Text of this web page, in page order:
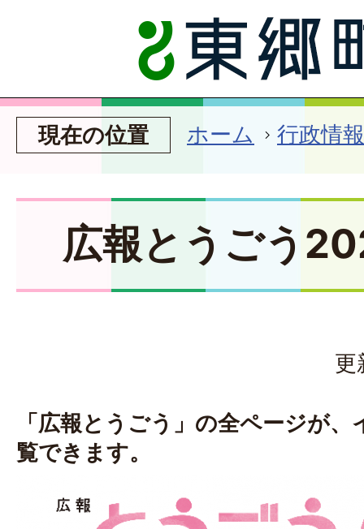
現在の位置 ホーム 行政情報
広報とうごう
更
「広報とうごう」の全ページが
覧できます。